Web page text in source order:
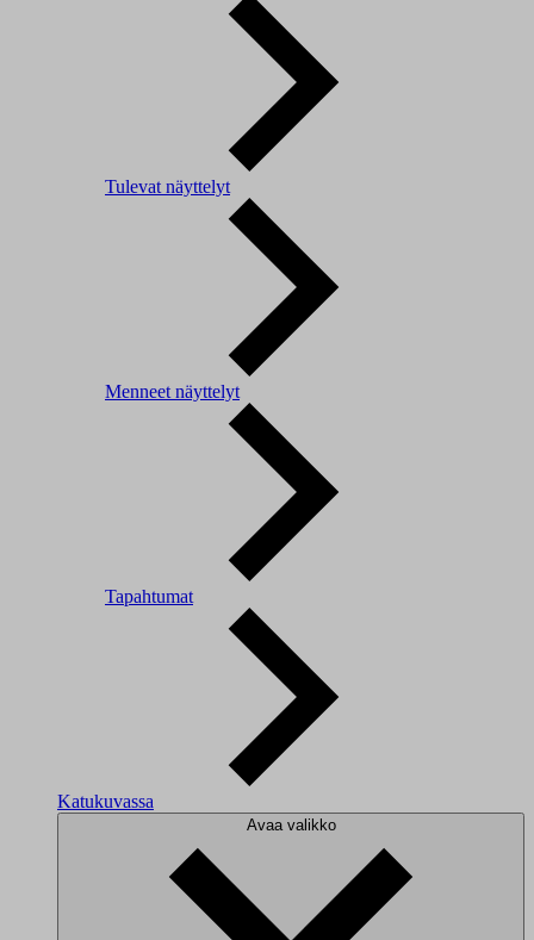
Tulevat näyttelyt
Menneet näyttelyt
Tapahtumat
Katukuvassa
Avaa valikko